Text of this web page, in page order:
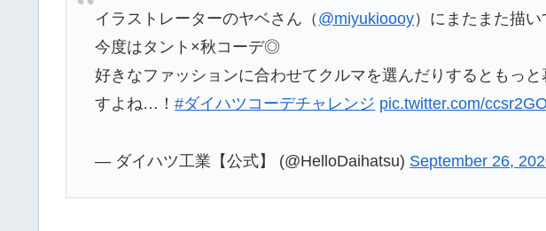
イラストレーターのヤベさん（ @miyukioooy）にまたまた描
今度はタント×秋コーデ◎
好きなファッションに合わせてクルマを選んだりするともっ
すよね…！#ダイハツコーデチャレンジ pic.twitter.com/
— ダイハツ工業【公式】 (@HelloDaihatsu) September 26,